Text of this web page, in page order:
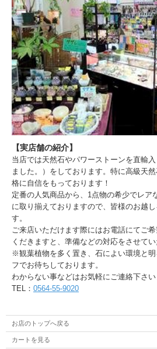
【実店舗の紹介】
当店では天然石やパワーストーンを直輸
ました。）をしております。特に高級天
格に自信をもっております！
定番の人気商品から、1点物の希少でレア
に取り揃えておりますので、皆様のお越
す。
ご来店いただけます際にはお電話にてご
くだきますと、準備などの対応をさせてい
※観葉植物を多く置き、石によい環境と
フでお待ちしております。
わからない事などはお気軽にご連絡下さい
TEL： 0564-55-9020
お店のトップへ戻る
カートを見る